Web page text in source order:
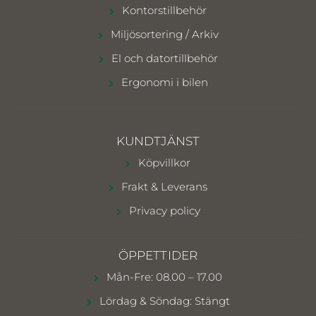
Kontorstillbehör
Miljösortering / Arkiv
El och datortillbehör
Ergonomi i bilen
KUNDTJÄNST
Köpvillkor
Frakt & Leverans
Privacy policy
ÖPPETTIDER
Mån-Fre: 08.00 – 17.00
Lördag & Söndag: Stängt